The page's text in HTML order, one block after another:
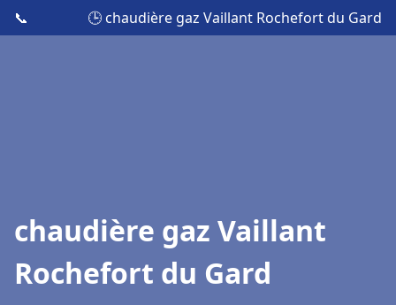
📞 🕒 chaudière gaz Vaillant Rochefort du Gard
chaudière gaz Vaillant
Rochefort du Gard